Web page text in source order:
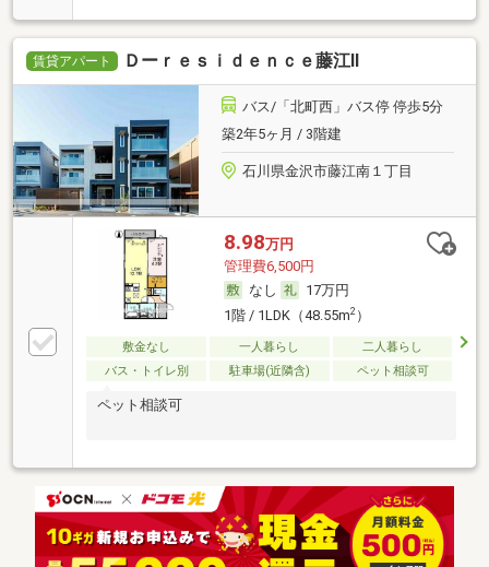
賃貸アパート Ｄーｒｅｓｉｄｅｎｃｅ藤江Ⅱ
バス/「北町西」バス停 停歩5分
築2年5ヶ月 / 3階建
石川県金沢市藤江南１丁目
8.98万円
管理費6,500円
なし
17万円
1階 / 1LDK（48.55m2）
敷金なし 一人暮らし
二人暮らし
バス・トイレ別
駐車場(近隣含) ペット相談可
ペット相談可